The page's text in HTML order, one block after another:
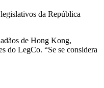
da República
de Hong Kong,
do LegCo. “Se se considera